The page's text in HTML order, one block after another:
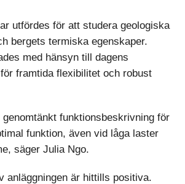
utfördes för att studera geologiska
bergets termiska egenskaper.
med hänsyn till dagens
framtida flexibilitet och robust
genomtänkt funktionsbeskrivning för
funktion, även vid låga laster
säger Julia Ngo.
anläggningen är hittills positiva.